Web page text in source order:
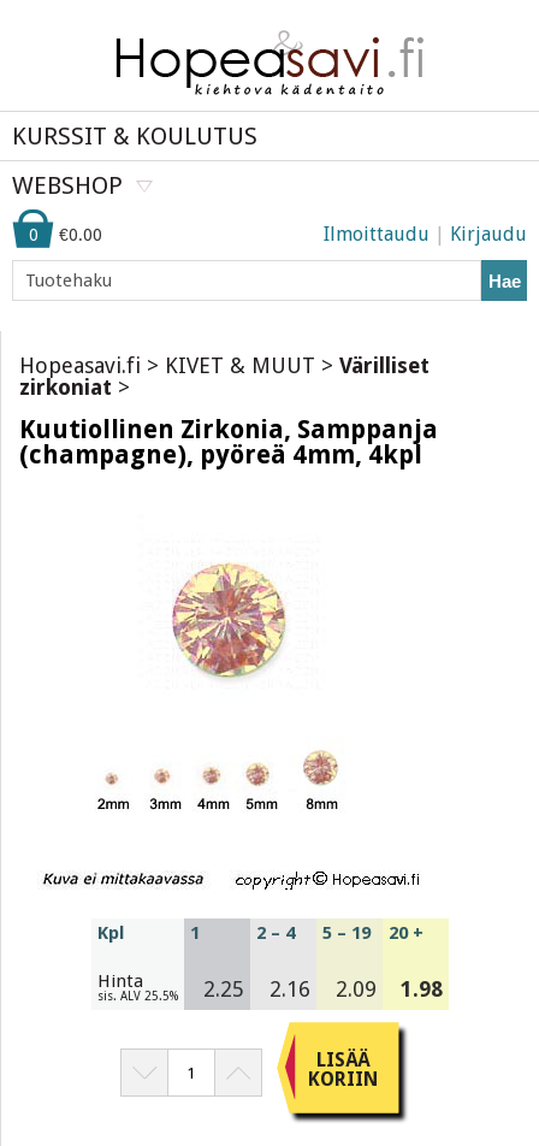
KURSSIT & KOULUTUS
WEBSHOP
Ilmoittaudu | Kirjaudu
0 €0.00
Hae
Hopeasavi.fi > KIVET & MUUT > Värilliset
zirkoniat >
Kuutiollinen Zirkonia, Samppanja
(champagne), pyöreä 4mm, 4kpl
Kpl
Hinta
sis. ALV 25.5%
1
2.25
2 – 4
2.16
5 – 19
2.09
20 +
1.98
LISÄÄ
KORIIN